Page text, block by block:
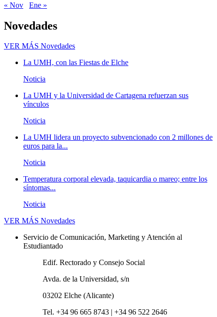
« Nov
Ene »
Novedades
VER MÁS Novedades
La UMH, con las Fiestas de Elche
Noticia
La UMH y la Universidad de Cartagena refuerzan sus
vínculos
Noticia
La UMH lidera un proyecto subvencionado con 2 millones de
euros para la...
Noticia
Temperatura corporal elevada, taquicardia o mareo; entre los
síntomas...
Noticia
VER MÁS Novedades
Servicio de Comunicación, Marketing y Atención al
Estudiantado
Edif. Rectorado y Consejo Social
Avda. de la Universidad, s/n
03202 Elche (Alicante)
Tel. +34 96 665 8743 | +34 96 522 2646